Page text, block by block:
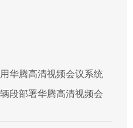
华腾高清视频会议系统
段部署华腾高清视频会